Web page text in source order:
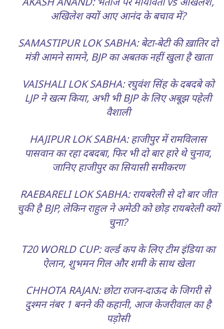
अखिलेश क्यों आए आनंद के बचाव में?
SAMASTIPUR LOK SABHA: बेटा-बेटी की ख़ातिर दो
मंत्री आमने सामने, BJP का अबतक नहीं खुला है खाता
VAISHALI LOK SABHA: रघुवंश सिंह के दबदबे को
LJP ने खत्म किया, अभी भी BJP के लिए अबूझ पहेली
वैशाली
HAJIPUR LOK SABHA: हाजीपुर में रामविलास
पासवान का रहा दबदबा, फिर भी दो बार हारे थे चुनाव,
जानिए हाजीपुर का सियासी समीकरण
RAEBARELI LOK SABHA: रायबरेली से दो बार जीत
चुकी है BJP, लेकिन राहुल ने अमेठी को छोड़ रायबरेली क्यों
चुना?
T20 WORLD CUP: वर्ल्ड कप के लिए टीम इंडिया का
ऐलान, शुभमन गिल और शमी के साथ खेला
CHHOTA RAJAN: छोटा राजन-दाऊद के जिगरी से
दुश्मन नंबर 1 बनने की कहानी, आज केजरीवाल का है
पड़ोसी